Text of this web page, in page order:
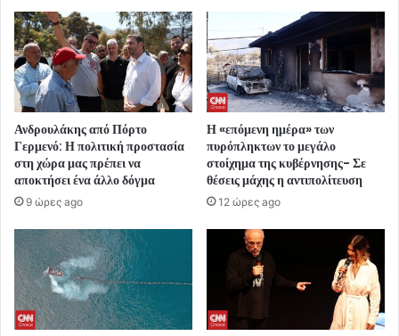
Ανδρουλάκης από Πόρτο
Γερμενό: Η πολιτική προστασία
στη χώρα μας πρέπει να
αποκτήσει ένα άλλο δόγμα
9 ώρες ago
Η «επόμενη ημέρα» των
πυρόπληκτων το μεγάλο
στοίχημα της κυβέρνησης- Σε
θέσεις μάχης η αντιπολίτευση
12 ώρες ago